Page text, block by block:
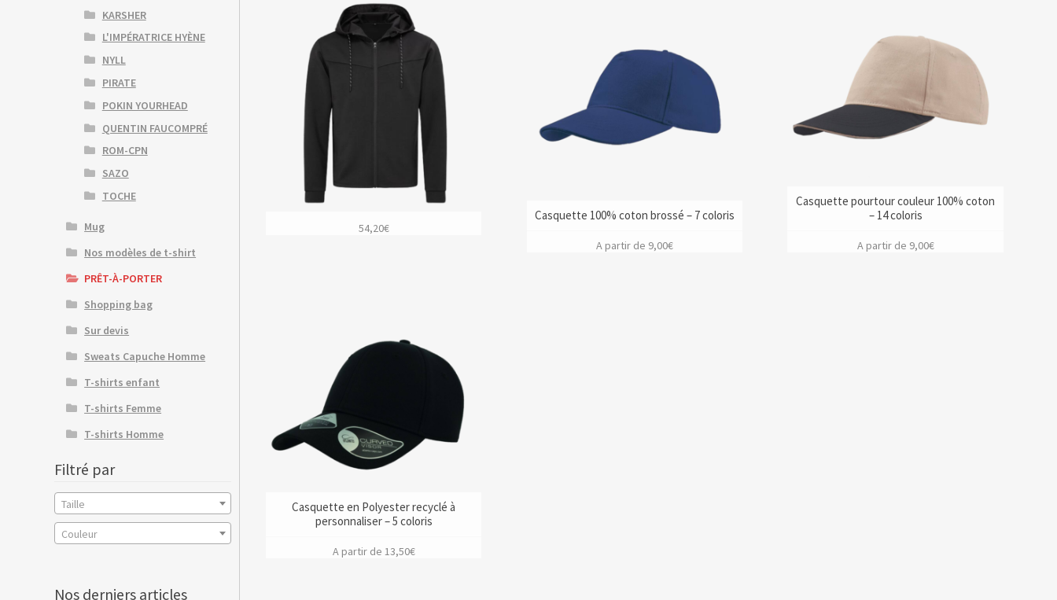
54,20€
Casquette 100% coton brossé – 7 coloris
A partir de 9,00€
Casquette pourtour couleur 100% coton
– 14 coloris
A partir de 9,00€
Casquette en Polyester recyclé à
personnaliser – 5 coloris
A partir de 13,50€
KARSHER
L'IMPÉRATRICE HYÈNE
NYLL
PIRATE
POKIN YOURHEAD
QUENTIN FAUCOMPRÉ
ROM-CPN
SAZO
TOCHE
Mug
Nos modèles de t-shirt
PRÊT-À-PORTER
Shopping bag
Sur devis
Sweats Capuche Homme
T-shirts enfant
T-shirts Femme
T-shirts Homme
Filtré par
Taille
Couleur
Nos derniers articles